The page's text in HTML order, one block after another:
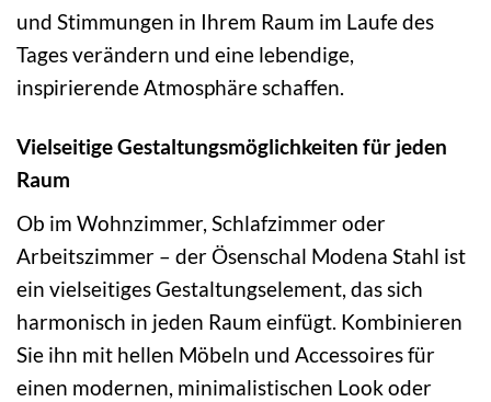
und Stimmungen in Ihrem Raum im Laufe des
Tages verändern und eine lebendige,
inspirierende Atmosphäre schaffen.
Vielseitige Gestaltungsmöglichkeiten für jeden
Raum
Ob im Wohnzimmer, Schlafzimmer oder
Arbeitszimmer – der Ösenschal Modena Stahl ist
ein vielseitiges Gestaltungselement, das sich
harmonisch in jeden Raum einfügt. Kombinieren
Sie ihn mit hellen Möbeln und Accessoires für
einen modernen, minimalistischen Look oder